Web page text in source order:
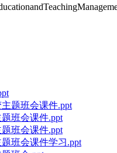
题班会课件.ppt
班会课件.ppt
班会课件.ppt
班会课件学习.ppt